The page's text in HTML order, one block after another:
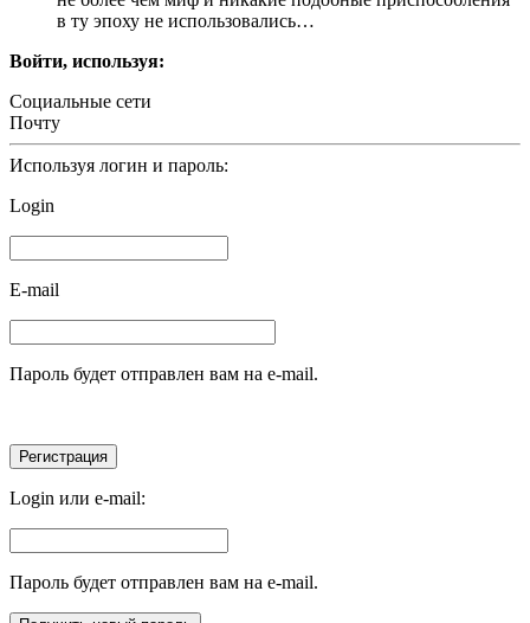
в ту эпоху не использовались…
Войти, используя:
Социальные сети
Почту
Используя логин и пароль:
Login
E-mail
Пароль будет отправлен вам на e-mail.
Login или e-mail:
Пароль будет отправлен вам на e-mail.